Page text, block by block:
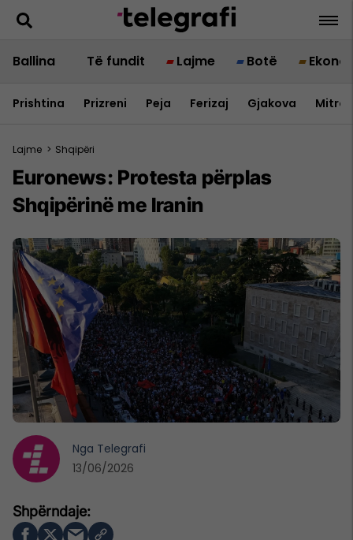
Ballina Të fundit Lajme Botë
Prishtina Prizreni Peja Ferizaj Gjakova
Lajme > Shqipëri
Euronews: Protesta përplas
Shqipërinë me Iranin
Nga Telegrafi
13/06/2026